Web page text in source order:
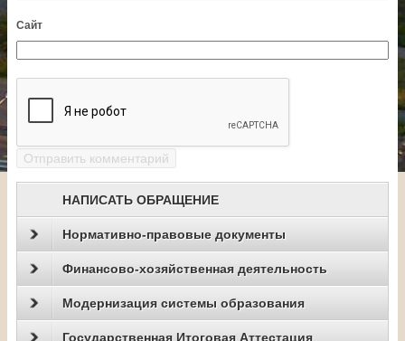
Сайт
НАПИСАТЬ ОБРАЩЕНИЕ
Нормативно-правовые документы
Финансово-хозяйственная деятельность
Модернизация системы образования
Государственная Итоговая Аттестация